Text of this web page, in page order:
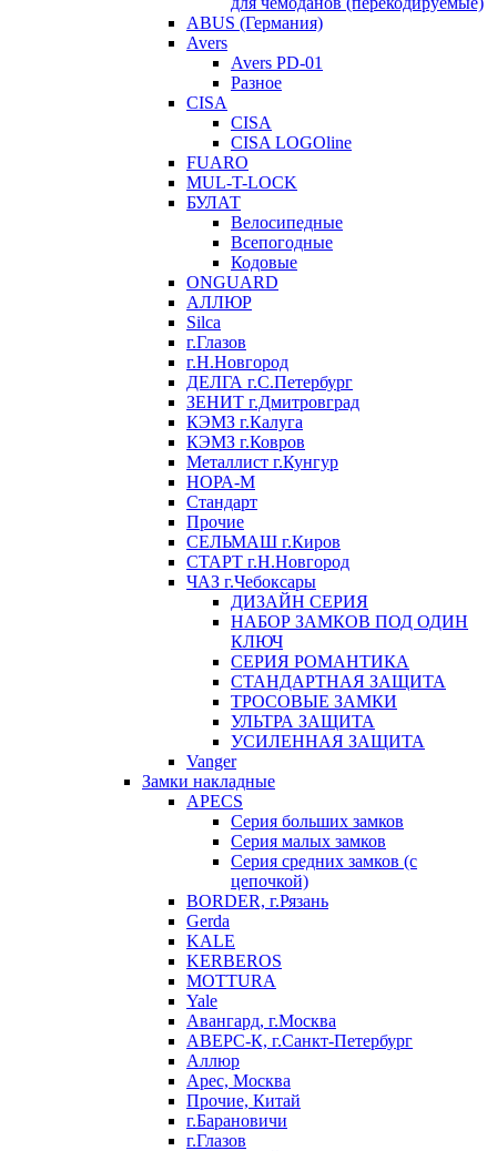
ABUS (Германия)
Avers
Avers PD-01
Разное
CISA
CISA
CISA LOGOline
FUARO
MUL-T-LOCK
БУЛАТ
Велосипедные
Всепогодные
Кодовые
ONGUARD
АЛЛЮР
Silca
г.Глазов
г.Н.Новгород
ДЕЛГА г.С.Петербург
ЗЕНИТ г.Дмитровград
КЭМЗ г.Калуга
КЭМЗ г.Ковров
Металлист г.Кунгур
НОРА-М
Стандарт
Прочие
СЕЛЬМАШ г.Киров
СТАРТ г.Н.Новгород
ЧАЗ г.Чебоксары
ДИЗАЙН СЕРИЯ
НАБОР ЗАМКОВ ПОД ОДИН
КЛЮЧ
СЕРИЯ РОМАНТИКА
СТАНДАРТНАЯ ЗАЩИТА
ТРОСОВЫЕ ЗАМКИ
УЛЬТРА ЗАЩИТА
УСИЛЕННАЯ ЗАЩИТА
Vanger
Замки накладные
APECS
Серия больших замков
Серия малых замков
Серия средних замков (с
цепочкой)
BORDER, г.Рязань
Gerda
KALE
KERBEROS
MOTTURA
Yale
Авангард, г.Москва
АВЕРС-К, г.Санкт-Петербург
Аллюр
Арес, Москва
Прочие, Китай
г.Барановичи
г.Глазов